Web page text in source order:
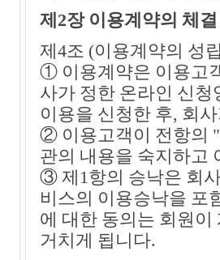
제2장 이용계약의 체결
제4조 (이용계약의 성
① 이용계약은 이용고
사가 정한 온라인 신
이용을 신청한 후, 회
② 이용고객이 전항의
관의 내용을 숙지하고
③ 제1항의 승낙은 회
비스의 이용승낙을 포
에 대한 동의는 회원
거치게 됩니다.